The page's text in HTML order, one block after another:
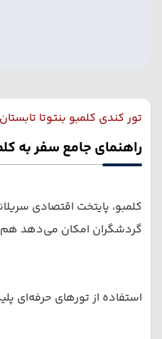
تور کندی کلمبو بنتوتا تابستان 1405
راهنمای جامع سفر به
کلمبو، پایتخت اقتصادی
گردشگران امکان می‌دهد هم
استفاده از تورهای حرفه‌ای